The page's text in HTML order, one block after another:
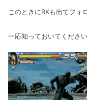
このときにRKも出てフォ
一応知っておいてください